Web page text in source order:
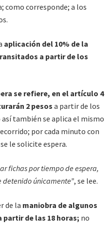
como corresponde; a los
aplicación del 10% de la
a partir de los
se refiere, en el artículo 4
2 pesos a partir de los
también se aplica el mismo
por cada minuto con
le solicite espera.
fichas por tiempo de espera,
detenido únicamente”, se lee.
de la maniobra de algunos
partir de las 18 horas; no